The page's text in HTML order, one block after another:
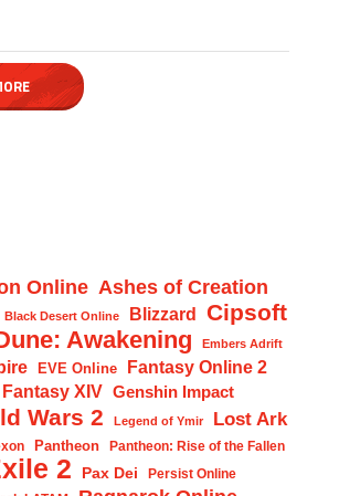
Online Ashes of Creation
Black Desert Online Blizzard Cipsoft
Awakening Embers Adrift
EVE Online Fantasy Online 2
Fantasy XIV Genshin Impact
Wars 2 Legend of Ymir Lost Ark
Pantheon Pantheon: Rise of the Fallen
2 Pax Dei Persist Online